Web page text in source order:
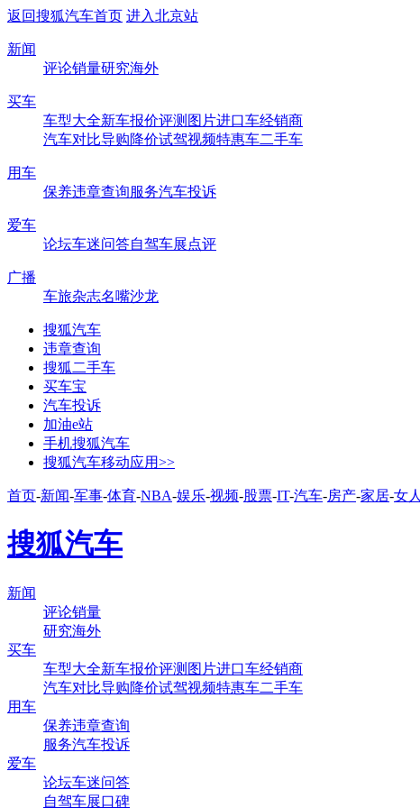
返回搜狐汽车首页 进入北京站
新闻
评论销量研究海外
买车
车型大全新车报价评测 图片进口车经销商
汽车对比导购降价试驾视频特惠车二手车
用车
保养违章查询服务汽车投诉
爱车
论坛车迷问答自驾车展点评
广播
车旅杂志名嘴沙龙
搜狐汽车
违章查询
搜狐二手车
买车宝
汽车投诉
加油e站
手机搜狐汽车
搜狐汽车移动应用>>
首页-新闻-军事-体育-NBA-娱乐-视频-股票-IT-汽车-房产-家居-女人
搜狐汽车
新闻
评论销量
研究海外
买车
车型大全新车报价评测 图片进口车经销商
汽车对比导购降价试驾视频特惠车二手车
用车
保养违章查询
服务汽车投诉
爱车
论坛车迷问答
自驾车展口碑